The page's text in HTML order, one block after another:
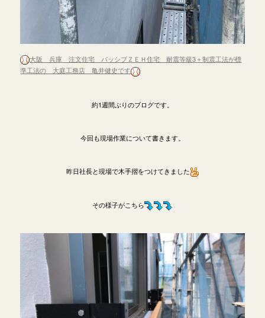
大阪 兵庫 注文住宅 パッシブＺＥＨ住宅 耐震等級3＋制震工法が標
準工法の 大庭工務店 亀井健史です
約1週間ぶりのブログです。
今回も現場作業について書きます。
昨日社長と現場で木手摺をつけてきました
その様子がこちら